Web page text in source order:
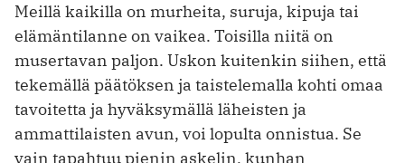
Meillä kaikilla on murheita, suruja, kipuja tai
elämäntilanne on vaikea. Toisilla niitä on
musertavan paljon. Uskon kuitenkin siihen, että
tekemällä päätöksen ja taistelemalla kohti omaa
tavoitetta ja hyväksymällä läheisten ja
ammattilaisten avun, voi lopulta onnistua. Se
vain tapahtuu pienin askelin, kunhan